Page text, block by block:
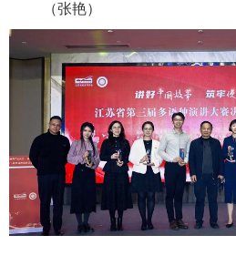
（张艳）